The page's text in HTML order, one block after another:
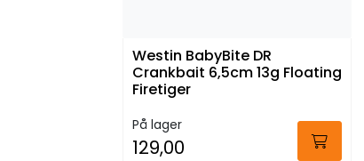
Westin BabyBite DR
Crankbait 6,5cm 13g Floating
Firetiger
På lager
129,00